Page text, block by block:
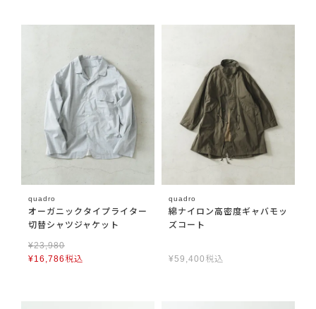
quadro
オーガニックタイプライター
切替シャツジャケット
¥23,980
¥16,786税込
quadro
綿ナイロン高密度ギャバモッ
ズコート
¥59,400 税込